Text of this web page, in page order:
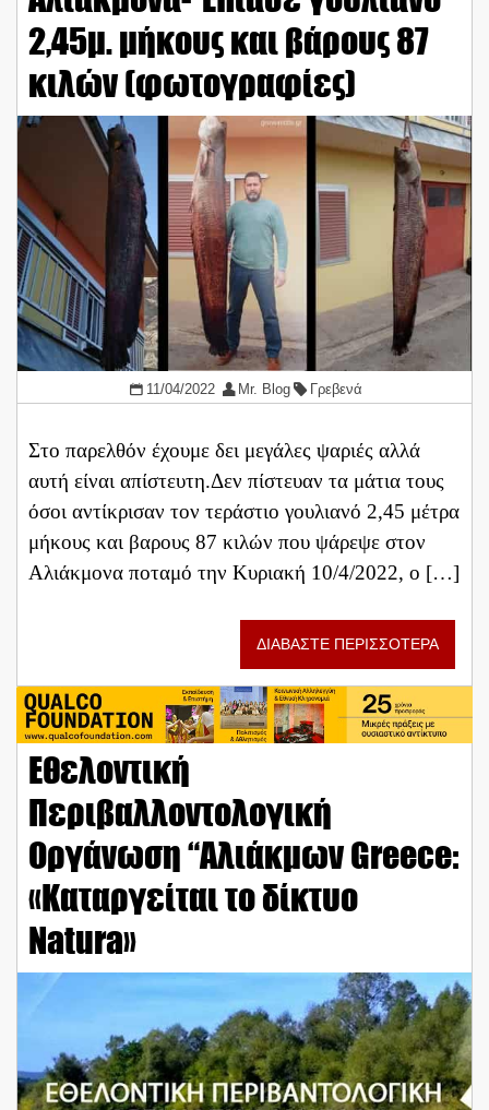
2,45μ. μήκους και βάρους 87
κιλών (φωτογραφίες)
11/04/2022 Mr. Blog Γρεβενά
Στο παρελθόν έχουμε δει μεγάλες ψαριές αλλά
αυτή είναι απίστευτη.Δεν πίστευαν τα μάτια τους
όσοι αντίκρισαν τον τεράστιο γουλιανό 2,45 μέτρα
μήκους και βαρους 87 κιλών που ψάρεψε στον
Αλιάκμονα ποταμό την Κυριακή 10/4/2022, ο […]
ΔΙΑΒΑΣΤΕ ΠΕΡΙΣΣΟΤΕΡΑ
Εθελοντική
Περιβαλλοντολογική
Οργάνωση “Αλιάκμων Greece:
«Καταργείται το δίκτυο
Natura»